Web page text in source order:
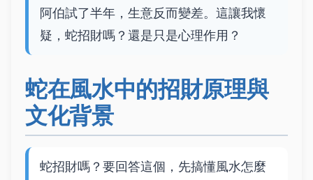
阿伯試了半年，生意反而變差。這讓我懷
疑，蛇招財嗎？還是只是心理作用？
蛇在風水中的招財原理與
文化背景
蛇招財嗎？要回答這個，先搞懂風水怎麼